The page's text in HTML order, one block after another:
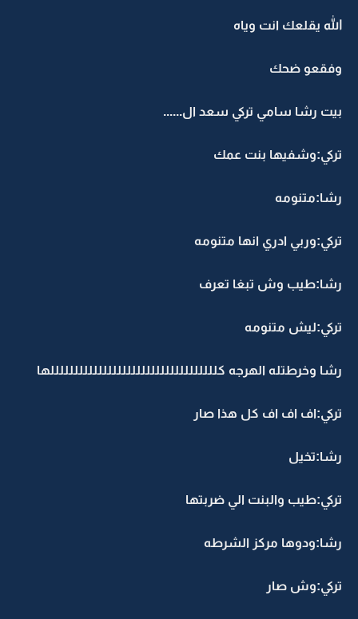
الله يقلعك انت وياه
وفقعو ضحك
بيت رشا سامي تركي سعد ال......
تركي:وشفيها بنت عمك
رشا:متنومه
تركي:وربي ادري انها متنومه
رشا:طيب وش تبغا تعرف
تركي:ليش متنومه
رشا وخرطتله الهرجه كلللللللللللللللللللللللللللللللللللها
تركي:اف اف اف كل هذا صار
رشا:تخيل
تركي:طيب والبنت الي ضربتها
رشا:ودوها مركز الشرطه
تركي:وش صار